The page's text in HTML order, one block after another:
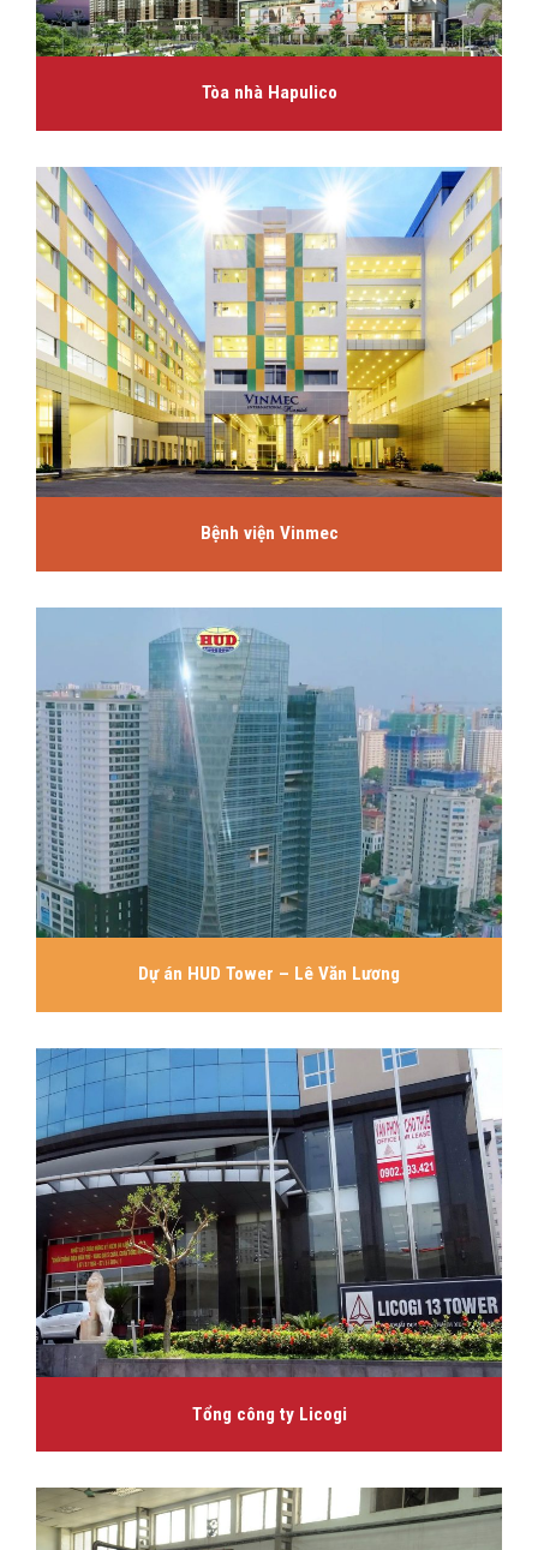
Tòa nhà Hapulico
Bệnh viện Vinmec
Dự án HUD Tower – Lê Văn Lương
Tổng công ty Licogi